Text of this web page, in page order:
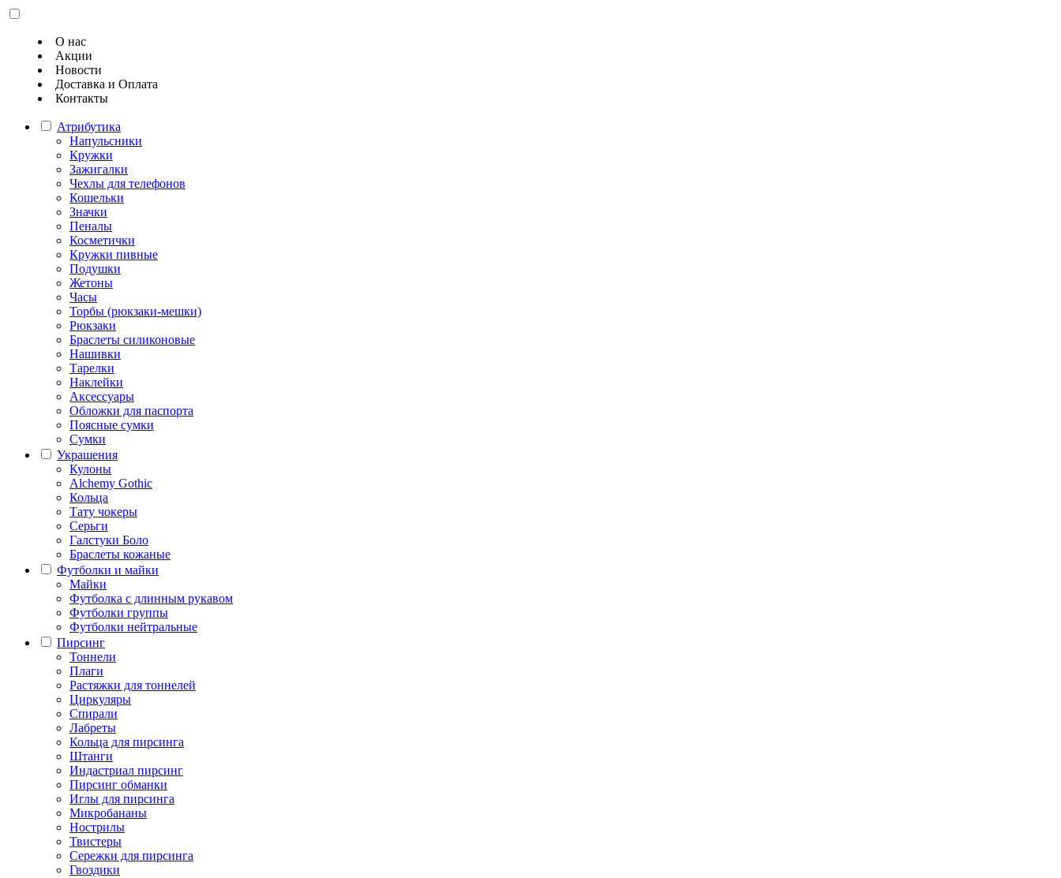
О нас
Акции
Новости
Доставка и Оплата
Контакты
Атрибутика
Напульсники
Кружки
Зажигалки
Чехлы для телефонов
Кошельки
Значки
Пеналы
Косметички
Кружки пивные
Подушки
Жетоны
Часы
Торбы (рюкзаки-мешки)
Рюкзаки
Браслеты силиконовые
Нашивки
Тарелки
Наклейки
Аксессуары
Обложки для паспорта
Поясные сумки
Сумки
Украшения
Кулоны
Alchemy Gothic
Кольца
Тату чокеры
Серьги
Галстуки Боло
Браслеты кожаные
Футболки и майки
Майки
Футболка с длинным рукавом
Футболки группы
Футболки нейтральные
Пирсинг
Тоннели
Плаги
Растяжки для тоннелей
Циркуляры
Спирали
Лабреты
Кольца для пирсинга
Штанги
Индастриал пирсинг
Пирсинг обманки
Иглы для пирсинга
Микробананы
Нострилы
Твистеры
Сережки для пирсинга
Гвоздики